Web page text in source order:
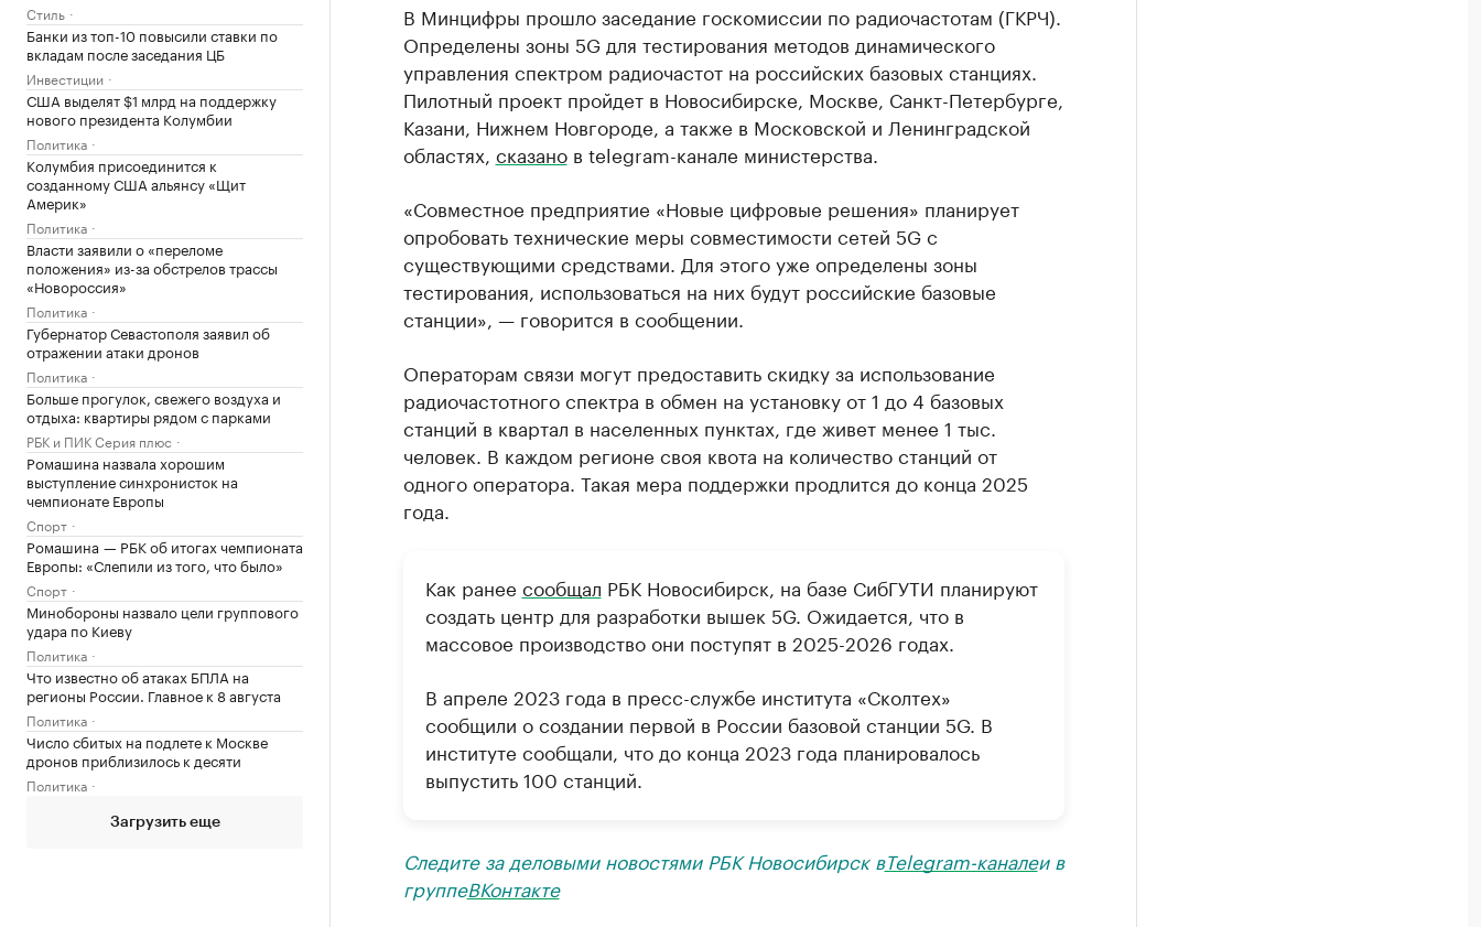
Стиль
Банки из топ-10 повысили ставки по
вкладам после заседания ЦБ
Инвестиции
США выделят $1 млрд на поддержку
нового президента Колумбии
Политика
Колумбия присоединится к
созданному США альянсу «Щит
Америк»
Политика
Власти заявили о «переломе
положения» из-за обстрелов трассы
«Новороссия»
Политика
Губернатор Севастополя заявил об
отражении атаки дронов
Политика
Больше прогулок, свежего воздуха и
отдыха: квартиры рядом с парками
РБК и ПИК Серия плюс
Ромашина назвала хорошим
выступление синхронисток на
чемпионате Европы
Спорт
Ромашина — РБК об итогах чемпионата
Европы: «Слепили из того, что было»
Спорт
Минобороны назвало цели группового
удара по Киеву
Политика
Что известно об атаках БПЛА на
регионы России. Главное к 8 августа
Политика
Число сбитых на подлете к Москве
дронов приблизилось к десяти
Политика
Загрузить еще
В Минцифры прошло заседание госкомиссии по радиочастотам (ГКРЧ).
Определены зоны 5G для тестирования методов динамического
управления спектром радиочастот на российских базовых станциях.
Пилотный проект пройдет в Новосибирске, Москве, Санкт-Петербурге,
Казани, Нижнем Новгороде, а также в Московской и Ленинградской
областях, сказанов telegram-канале министерства.
«Совместное предприятие «Новые цифровые решения» планирует
опробовать технические меры совместимости сетей 5G с
существующими средствами. Для этого уже определены зоны
тестирования, использоваться на них будут российские базовые
станции», — говорится в сообщении.
Операторам связи могут предоставить скидку за использование
радиочастотного спектра в обмен на установку от 1 до 4 базовых
станций в квартал в населенных пунктах, где живет менее 1 тыс.
человек. В каждом регионе своя квота на количество станций от
одного оператора. Такая мера поддержки продлится до конца 2025
года.
Как ранее сообщал РБК Новосибирск, на базе СибГУТИ планируют
создать центр для разработки вышек 5G. Ожидается, что в
массовое производство они поступят в 2025-2026 годах.
В апреле 2023 года в пресс-службе института «Сколтех»
сообщили о создании первой в России базовой станции 5G. В
институте сообщали, что до конца 2023 года планировалось
выпустить 100 станций.
Следите за деловыми новостями РБК Новосибирск вTelegram-каналеи в
группеВКонтакте